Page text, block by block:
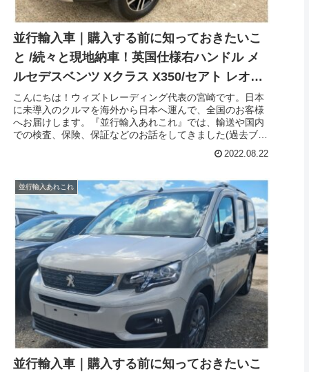
並行輸入車｜購入する前に知っておきたいこ
と /続々と現地納車！英国仕様右ハンドル メ
ルセデスベンツ Xクラス X350/セアト レオン
が横浜へ向けて！
こんにちは！ウィズトレーディング代表の宮崎です。日本
に未導入のクルマを海外から日本へ運んで、全国のお客様
へお届けします。『並行輸入あれこれ』では、輸送や国内
での検査、保険、保証などのお話をしてきました(過去ブロ
こと /続々と現地納車！英国仕様右ハンドル メルセデスベ
ブログです。新車の製造が終了後に世界的な人気が出たX
クラスです。ウィズトレーディング(ウィズカーズ)でも人
気で、これまでに多くの新車や新古車、中古車のX350と
X250を輸入して参りました。今回は青森県のNさまのご依
頼で、市場に存在する極上のX350を手に入れました。そし
て、神奈川県のIさまご依頼のセアト レオンのお買い得新古
車です。拘りは、ネバダホワイトのFRスポーツ、走りが楽
しい6MTです。続々と英国のサプライヤーさんへ入荷で
す。横浜へ向けての輸出手続き、楽しみです。
2022.08.22
並行輸入あれこれ
並行輸入車｜購入する前に知っておきたいこ